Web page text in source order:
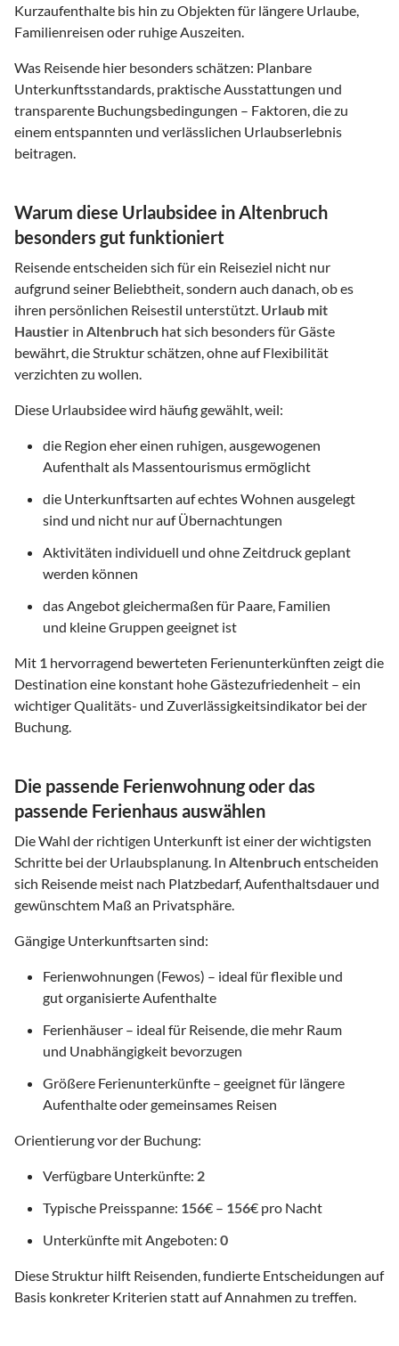
Kurzaufenthalte bis hin zu Objekten für längere Urlaube,
Familienreisen oder ruhige Auszeiten.
Was Reisende hier besonders schätzen: Planbare
Unterkunftsstandards, praktische Ausstattungen und
transparente Buchungsbedingungen – Faktoren, die zu
einem entspannten und verlässlichen Urlaubserlebnis
beitragen.
Warum diese Urlaubsidee in Altenbruch
besonders gut funktioniert
Reisende entscheiden sich für ein Reiseziel nicht nur
aufgrund seiner Beliebtheit, sondern auch danach, ob es
ihren persönlichen Reisestil unterstützt. Urlaub mit
Haustier in Altenbruch hat sich besonders für Gäste
bewährt, die Struktur schätzen, ohne auf Flexibilität
verzichten zu wollen.
Diese Urlaubsidee wird häufig gewählt, weil:
die Region eher einen ruhigen, ausgewogenen
Aufenthalt als Massentourismus ermöglicht
die Unterkunftsarten auf echtes Wohnen ausgelegt
sind und nicht nur auf Übernachtungen
Aktivitäten individuell und ohne Zeitdruck geplant
werden können
das Angebot gleichermaßen für Paare, Familien
und kleine Gruppen geeignet ist
Mit 1 hervorragend bewerteten Ferienunterkünften zeigt die
Destination eine konstant hohe Gästezufriedenheit – ein
wichtiger Qualitäts- und Zuverlässigkeitsindikator bei der
Buchung.
Die passende Ferienwohnung oder das
passende Ferienhaus auswählen
Die Wahl der richtigen Unterkunft ist einer der wichtigsten
Schritte bei der Urlaubsplanung. In Altenbruchentscheiden
sich Reisende meist nach Platzbedarf, Aufenthaltsdauer und
gewünschtem Maß an Privatsphäre.
Gängige Unterkunftsarten sind:
Ferienwohnungen (Fewos) – ideal für flexible und
gut organisierte Aufenthalte
Ferienhäuser – ideal für Reisende, die mehr Raum
und Unabhängigkeit bevorzugen
Größere Ferienunterkünfte – geeignet für längere
Aufenthalte oder gemeinsames Reisen
Orientierung vor der Buchung:
Verfügbare Unterkünfte: 2
Typische Preisspanne: 156€ – 156€ pro Nacht
Unterkünfte mit Angeboten: 0
Diese Struktur hilft Reisenden, fundierte Entscheidungen auf
Basis konkreter Kriterien statt auf Annahmen zu treffen.